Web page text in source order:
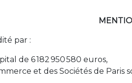
par :
de 6 182 950 580 euros,
et des Sociétés de Paris